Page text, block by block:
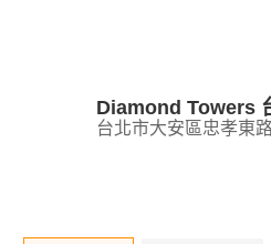
Diamond Towers
台北市大安區忠孝東